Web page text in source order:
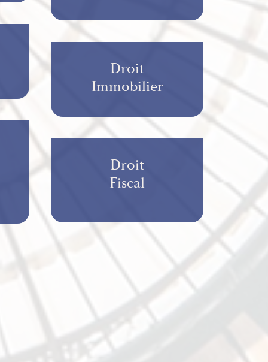
Droit
Immobilier
Droit
Fiscal